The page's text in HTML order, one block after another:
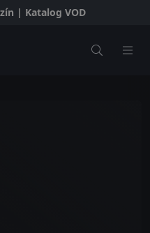
| Katalog VOD